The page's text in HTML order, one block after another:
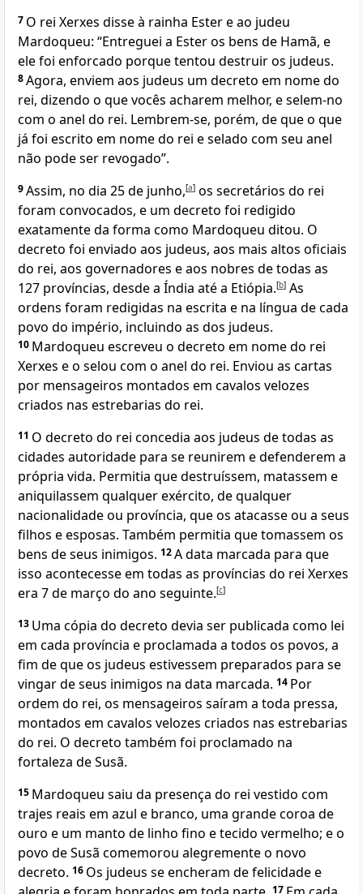
7 O rei Xerxes disse à rainha Ester e ao judeu
Mardoqueu: “Entreguei a Ester os bens de Hamã, e
ele foi enforcado porque tentou destruir os judeus.
8Agora, enviem aos judeus um decreto em nome do
rei, dizendo o que vocês acharem melhor, e selem-no
com o anel do rei. Lembrem-se, porém, de que o que
já foi escrito em nome do rei e selado com seu anel
não pode ser revogado”.
9Assim, no dia 25 de junho,[a] os secretários do rei
foram convocados, e um decreto foi redigido
exatamente da forma como Mardoqueu ditou. O
decreto foi enviado aos judeus, aos mais altos oficiais
do rei, aos governadores e aos nobres de todas as
127 províncias, desde a Índia até a Etiópia.[b] As
ordens foram redigidas na escrita e na língua de cada
povo do império, incluindo as dos judeus.
10 Mardoqueu escreveu o decreto em nome do rei
Xerxes e o selou com o anel do rei. Enviou as cartas
por mensageiros montados em cavalos velozes
criados nas estrebarias do rei.
11 O decreto do rei concedia aos judeus de todas as
cidades autoridade para se reunirem e defenderem a
própria vida. Permitia que destruíssem, matassem e
aniquilassem qualquer exército, de qualquer
nacionalidade ou província, que os atacasse ou a seus
filhos e esposas. Também permitia que tomassem os
bens de seus inimigos. 12A data marcada para que
isso acontecesse em todas as províncias do rei Xerxes
era 7 de março do ano seguinte.[c]
13 Uma cópia do decreto devia ser publicada como lei
em cada província e proclamada a todos os povos, a
fim de que os judeus estivessem preparados para se
vingar de seus inimigos na data marcada. 14 Por
ordem do rei, os mensageiros saíram a toda pressa,
montados em cavalos velozes criados nas estrebarias
do rei. O decreto também foi proclamado na
fortaleza de Susã.
15 Mardoqueu saiu da presença do rei vestido com
trajes reais em azul e branco, uma grande coroa de
ouro e um manto de linho fino e tecido vermelho; e o
povo de Susã comemorou alegremente o novo
decreto. 16 Os judeus se encheram de felicidade e
17